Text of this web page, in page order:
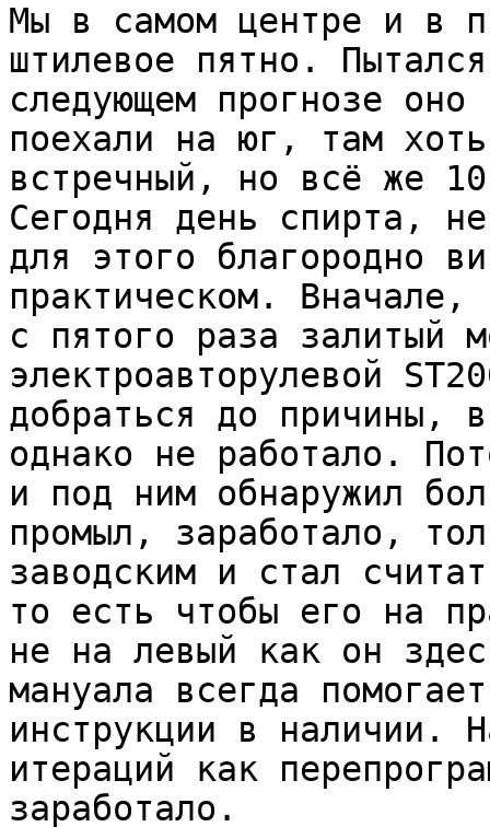
Мы в самом центре и в
штилевое пятно.
следующем прогнозе
поехали на юг, там
встречный, но всё же
Сегодня день спирта,
для этого благородно
практическом.
с пятого раза залитый
электроавторулевой
добраться до причины,
однако не работало.
и под ним обнаружил
промыл, заработало,
заводским и стал
то есть чтобы его на
не на левый как он
мануала всегда
инструкции в наличии.
итераций как
заработало.